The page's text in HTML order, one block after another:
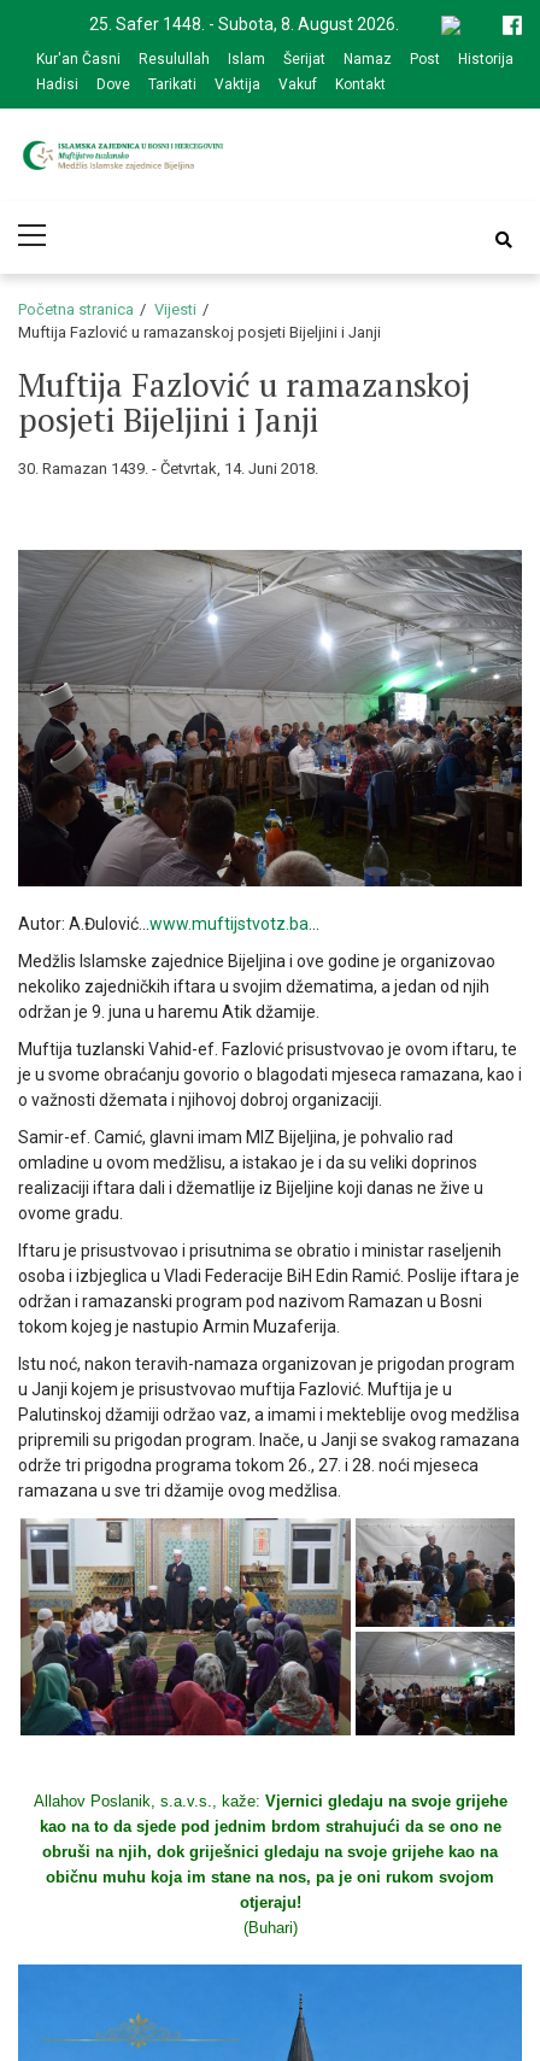
navigation
content
25. Safer 1448. - Subota, 8. August 2026.
Kur'an Časni Resulullah Islam Šerijat Namaz Post
Historija
Hadisi
Dove Tarikati Vaktija Vakuf Kontakt
zajednice Bijeljina
Menu
Početna stranica
Vijesti
Muftija Fazlović u ramazanskoj posjeti Bijeljini i Janji
Muftija Fazlović u ramazanskoj
posjeti Bijeljini i Janji
30. Ramazan 1439. - Četvrtak, 14. Juni 2018.
Autor: A.Đulović… www.muftijstvotz.ba
Medžlis Islamske zajednice Bijeljina i ove godine je organizovao
nekoliko zajedničkih iftara u svojim džematima, a jedan od njih
održan je 9. juna u haremu Atik džamije.
Muftija tuzlanski Vahid-ef. Fazlović prisustvovao je ovom iftaru, te
je u svome obraćanju govorio o blagodati mjeseca ramazana, kao i
o važnosti džemata i njihovoj dobroj organizaciji.
Samir-ef. Camić, glavni imam MIZ Bijeljina, je pohvalio rad
omladine u ovom medžlisu, a istakao je i da su veliki doprinos
realizaciji iftara dali i džematlije iz Bijeljine koji danas ne žive u
ovome gradu.
Iftaru je prisustvovao i prisutnima se obratio i ministar raseljenih
osoba i izbjeglica u Vladi Federacije BiH Edin Ramić. Poslije iftara je
održan i ramazanski program pod nazivom Ramazan u Bosni
tokom kojeg je nastupio Armin Muzaferija.
Istu noć, nakon teravih-namaza organizovan je prigodan program
u Janji kojem je prisustvovao muftija Fazlović. Muftija je u
Palutinskoj džamiji održao vaz, a imami i mekteblije ovog medžlisa
pripremili su prigodan program. Inače, u Janji se svakog ramazana
održe tri prigodna programa tokom 26., 27. i 28. noći mjeseca
ramazana u sve tri džamije ovog medžlisa.
Allahov Poslanik, s.a.v.s., kaže: Vjernici gledaju na svoje grijehe
kao na to da sjede pod jednim brdom strahujući da se ono ne
obruši na njih, dok griješnici gledaju na svoje grijehe kao na
običnu muhu koja im stane na nos, pa je oni rukom svojom
otjeraju!
(Buhari)